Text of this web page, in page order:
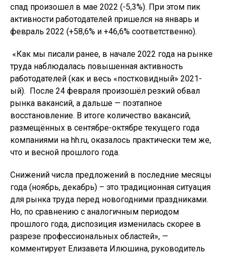
спад произошел в мае 2022 (-5,3%). При этом пик
активности работодателей пришелся на январь и
февраль 2022 (+58,6% и +46,6% соответственно).
«Как мы писали ранее, в начале 2022 года на рынке
труда наблюдалась повышенная активность
работодателей (как и весь «постковидный» 2021-
ый). После 24 февраля произошёл резкий обвал
рынка вакансий, а дальше — поэтапное
восстановление. В итоге количество вакансий,
размещённых в сентябре-октябре текущего года
компаниями на hh.ru, оказалось практически тем же,
что и весной прошлого года.
Снижений числа предложений в последние месяцы
года (ноябрь, декабрь) – это традиционная ситуация
для рынка труда перед новогодними праздниками.
Но, по сравнению с аналогичным периодом
прошлого года, диспозиция изменилась скорее в
разрезе профессиональных областей», —
комментирует Елизавета Илюшина, руководитель